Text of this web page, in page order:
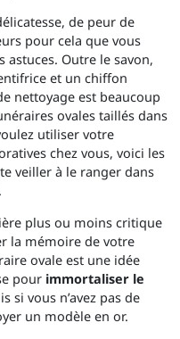
de peur de
pour cela que vous
astuces. Outre le savon,
et un chiffon
nettoyage est beaucoup
ovales taillés dans
utiliser votre
chez vous, voici les
veiller à le ranger dans
plus ou moins critique
la mémoire de votre
ovale est une idée
pour immortaliser le
si vous n’avez pas de
un modèle en or.